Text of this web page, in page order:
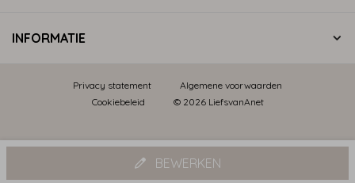
BEWERKEN
INFORMATIE
Privacy statement
Algemene voorwaarden
Cookiebeleid
© 2026 LiefsvanAnet